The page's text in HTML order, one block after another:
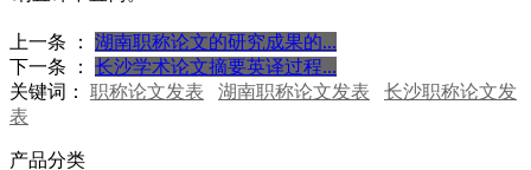
上一条 ：
湖南职称论文的研究成果的...
下一条 ：
长沙学术论文摘要英译过程...
关键词： 职称论文发表 湖南职称论文发表
长沙职称论文发
表
产品分类